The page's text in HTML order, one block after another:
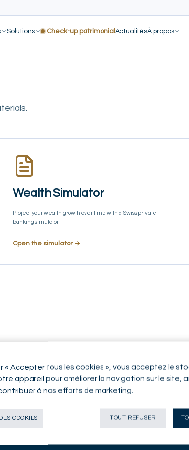
Solutions Check-up patrimonial ActualitésÀ propos
Wealth Simulator
Project your wealth growth over time with a Swiss private
banking simulator.
Open the simulator →
« Accepter tous les cookies », vous acceptez le
appareil pour améliorer la navigation sur le site,
à nos efforts de marketing.
COOKIES TOUT REFUSER